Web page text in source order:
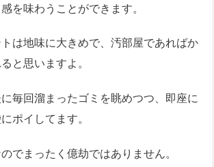
を味わうことができます。
は地味に大きめで、汚部屋であればか
と思いますよ。
毎回溜まったゴミを眺めつつ、即座に
ポイしてます。
でまったく億劫ではありません。